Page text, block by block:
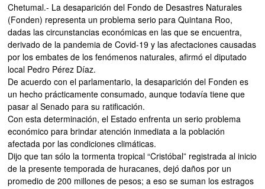
Chetumal.- La desaparición del Fondo de Desastres Naturales
(Fonden) representa un problema serio para Quintana Roo,
dadas las circunstancias económicas en las que se encuentra,
derivado de la pandemia de Covid-19 y las afectaciones causadas
por los embates de los fenómenos naturales, afirmó el diputado
local Pedro Pérez Díaz.
De acuerdo con el parlamentario, la desaparición del Fonden es
un hecho prácticamente consumado, aunque todavía tiene que
pasar al Senado para su ratificación.
Con esta determinación, el Estado enfrenta un serio problema
económico para brindar atención inmediata a la población
afectada por las condiciones climáticas.
Dijo que tan sólo la tormenta tropical “Cristóbal” registrada al inicio
de la presente temporada de huracanes, dejó daños por un
promedio de 200 millones de pesos; a eso se suman los estragos